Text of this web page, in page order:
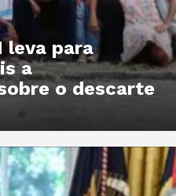
leva para
a
o descarte